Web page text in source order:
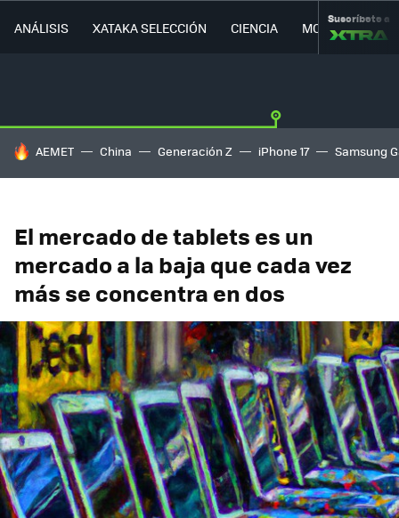
ANÁLISIS XATAKA SELECCIÓN CIENCIA MOVILIDAD
Suscríbete a
HOY SE HABLA DE
AEMET China Generación Z iPhone 17 Samsung
El mercado de tablets es un
mercado a la baja que cada vez
más se concentra en dos